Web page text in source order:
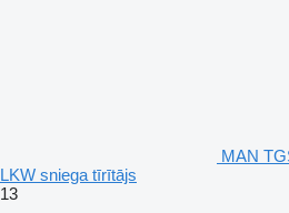
MAN
LKW sniega tīrītājs
13